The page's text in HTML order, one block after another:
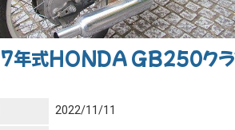
年式HONDA GB250ク
2022/11/11